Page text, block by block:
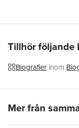
ISBN
Tillhör följande
Biografier inom
Mer från